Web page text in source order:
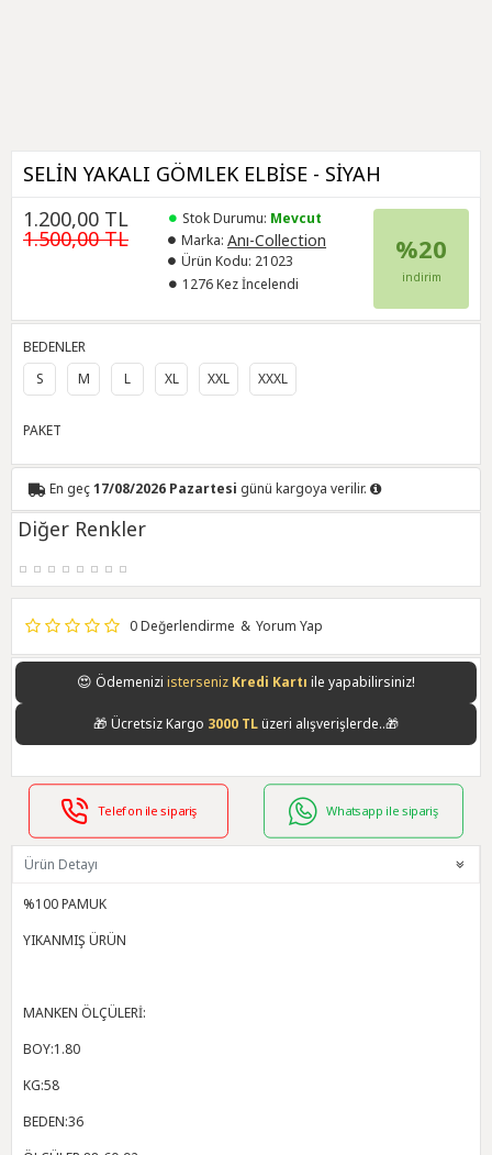
SELİN YAKALI GÖMLEK ELBİSE - SİYAH
0 Değerlendirme & Yorum Yap
1.200,00 TL
1.500,00 TL
Stok Durumu: Mevcut
Marka: Anı-Collection
Ürün Kodu: 21023
1276 Kez İncelendi
%20
indirim
BEDENLER
S
M L XL XXL XXXL
PAKET
En geç17/08/2026 Pazartesi günü kargoya verilir.
Diğer Renkler
😍 Ödemenizi istersenizKredi Kartı ile yapabilirsiniz!
🎁 Ücretsiz Kargo 3000 TLüzeri alışverişlerde..🎁
Telefon ile sipariş Whatsapp ile sipariş
Ürün Detayı
%100 PAMUK
YIKANMIŞ ÜRÜN
MANKEN ÖLÇÜLERİ:
BOY:1.80
KG:58
BEDEN:36